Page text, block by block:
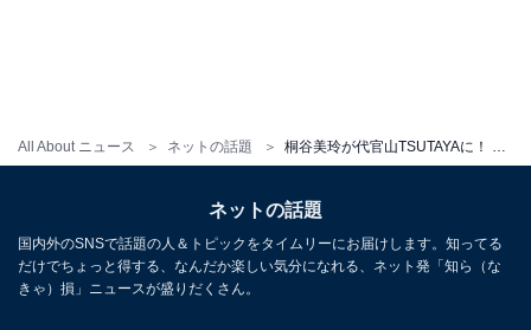
All About ニュース ネットの話題
ネットの話題
国内外のSNSで話題の人＆トピックをタイムリーにお届けします。知ってる
だけでちょっと得する、なんだか楽しい気分になれる、ネット発「知ら（な
きゃ）損」ニュースが盛りだくさん。